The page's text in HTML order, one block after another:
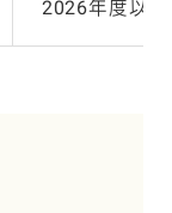
2026年度以